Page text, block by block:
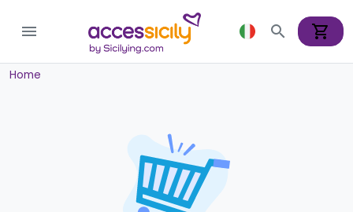
menu search shopping_cart
Home